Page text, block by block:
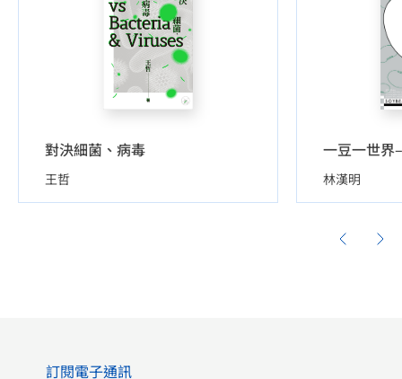
對決細菌、病毒
王哲 林漢明
訂閱電子通訊